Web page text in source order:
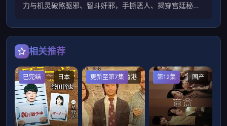
力与机灵破煞驱邪、智斗奸邪，手撕恶人、揭穿宫廷秘
转天命。
相关推荐
日本
已完结 香港
更新至第7集 国产
第12集